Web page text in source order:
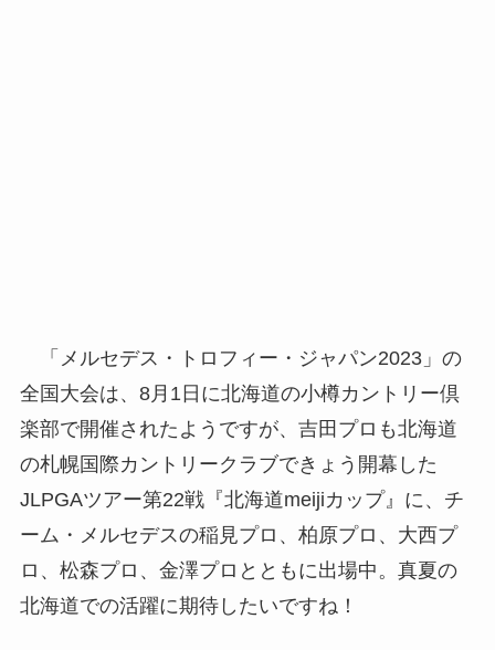
「メルセデス・トロフィー・ジャパン2023」の
全国大会は、8月1日に北海道の小樽カントリー倶
楽部で開催されたようですが、吉田プロも北海道
の札幌国際カントリークラブできょう開幕した
JLPGAツアー第22戦『北海道meijiカップ』に、チ
ーム・メルセデスの稲見プロ、柏原プロ、大西プ
ロ、松森プロ、金澤プロとともに出場中。真夏の
北海道での活躍に期待したいですね！